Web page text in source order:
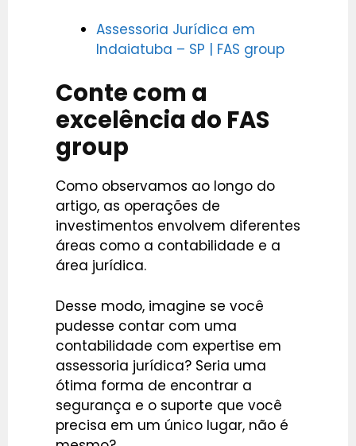
Assessoria Jurídica em
Indaiatuba – SP | FAS group
Conte com a
excelência do FAS
group
Como observamos ao longo do
artigo, as operações de
investimentos envolvem diferentes
áreas como a contabilidade e a
área jurídica.
Desse modo, imagine se você
pudesse contar com uma
contabilidade com expertise em
assessoria jurídica? Seria uma
ótima forma de encontrar a
segurança e o suporte que você
precisa em um único lugar, não é